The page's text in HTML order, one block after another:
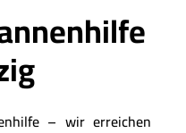
– wir erreichen